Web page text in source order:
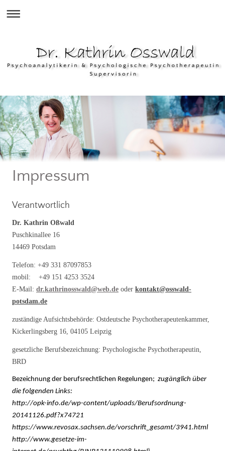
Impressum
Verantwortlich
Dr. Kathrin Oßwald
Puschkinallee 16
14469 Potsdam
Telefon: +49 331 87097853
mobil: +49 151 4253 3524
E-Mail: dr.kathrinosswald@web.de oder kontakt@osswald-
potsdam.de
zuständige Aufsichtsbehörde: Ostdeutsche Psychotherapeutenkammer,
Kickerlingsberg 16, 04105 Leipzig
gesetzliche Berufsbezeichnung: Psychologische Psychotherapeutin,
BRD
Bezeichnung der berufsrechtlichen Regelungen; zugänglich über
die folgenden Links:
http://opk-info.de/wp-content/uploads/Berufsordnung-
20141126.pdf?x74721
https://www.revosax.sachsen.de/vorschrift_gesamt/3941.html
http://www.gesetze-im-